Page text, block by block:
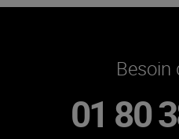
Besoin
01 80